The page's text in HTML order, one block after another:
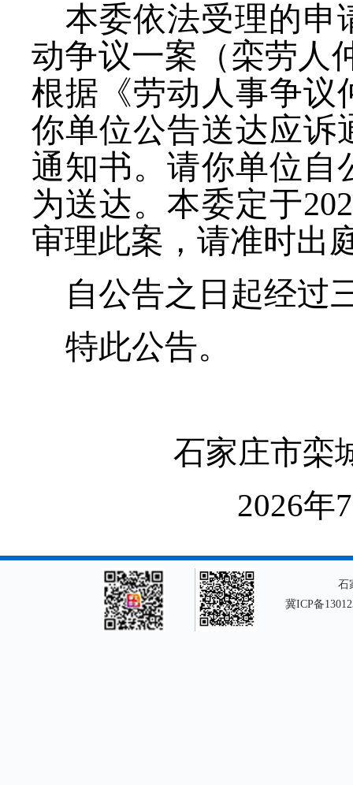
本委依法受理的申
动争议一案（栾劳人
根据《劳动人事争议
你单位公告送达应诉
通知书。请你单位自
为送达。本委定于202
审理此案，请准时出
自公告之日起经过
特此公告。
石家庄市栾